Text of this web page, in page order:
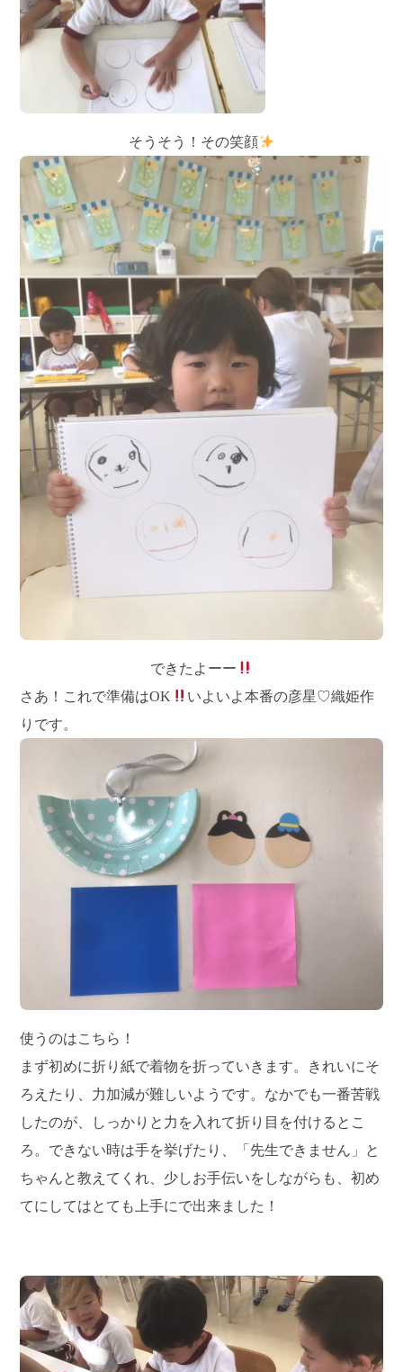
そうそう！その笑顔
できたよーー
さあ！これで準備はOK
いよいよ本番の彦星♡織姫作
りです。
使うのはこちら！
まず初めに折り紙で着物を折っていきます。きれいにそ
ろえたり、力加減が難しいようです。なかでも一番苦戦
したのが、しっかりと力を入れて折り目を付けるとこ
ろ。できない時は手を挙げたり、「先生できません」と
ちゃんと教えてくれ、少しお手伝いをしながらも、初め
てにしてはとても上手にで出来ました！